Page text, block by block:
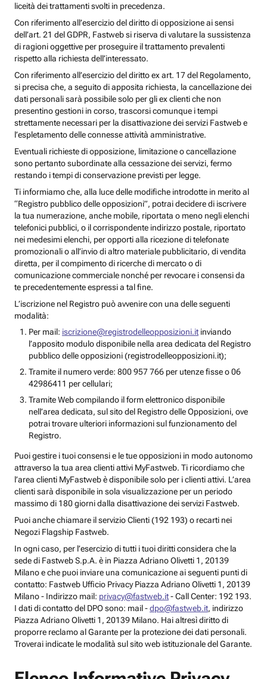
liceità dei trattamenti svolti in precedenza.
Con riferimento all’esercizio del diritto di opposizione ai sensi
dell’art. 21 del GDPR, Fastweb si riserva di valutare la sussistenza
di ragioni oggettive per proseguire il trattamento prevalenti
rispetto alla richiesta dell’interessato.
Con riferimento all’esercizio del diritto ex art. 17 del Regolamento,
si precisa che, a seguito di apposita richiesta, la cancellazione dei
dati personali sarà possibile solo per gli ex clienti che non
presentino gestioni in corso, trascorsi comunque i tempi
strettamente necessari per la disattivazione dei servizi Fastweb e
l’espletamento delle connesse attività amministrative.
Eventuali richieste di opposizione, limitazione o cancellazione
sono pertanto subordinate alla cessazione dei servizi, fermo
restando i tempi di conservazione previsti per legge.
Ti informiamo che, alla luce delle modifiche introdotte in merito al
“Registro pubblico delle opposizioni”, potrai decidere di iscrivere
la tua numerazione, anche mobile, riportata o meno negli elenchi
telefonici pubblici, o il corrispondente indirizzo postale, riportato
nei medesimi elenchi, per opporti alla ricezione di telefonate
promozionali o all’invio di altro materiale pubblicitario, di vendita
diretta, per il compimento di ricerche di mercato o di
comunicazione commerciale nonché per revocare i consensi da
te precedentemente espressi a tal fine.
L’iscrizione nel Registro può avvenire con una delle seguenti
modalità:
Per mail: iscrizione@registrodelleopposizioni.it inviando
l’apposito modulo disponibile nella area dedicata del Registro
pubblico delle opposizioni (registrodelleopposizioni.it);
Tramite il numero verde: 800 957 766 per utenze fisse o 06
42986411 per cellulari;
Tramite Web compilando il form elettronico disponibile
nell’area dedicata, sul sito del Registro delle Opposizioni, ove
potrai trovare ulteriori informazioni sul funzionamento del
Registro.
Puoi gestire i tuoi consensi e le tue opposizioni in modo autonomo
attraverso la tua area clienti attivi MyFastweb. Ti ricordiamo che
l’area clienti MyFastweb è disponibile solo per i clienti attivi. L’area
clienti sarà disponibile in sola visualizzazione per un periodo
massimo di 180 giorni dalla disattivazione dei servizi Fastweb.
Puoi anche chiamare il servizio Clienti (192 193) o recarti nei
Negozi Flagship Fastweb.
In ogni caso, per l’esercizio di tutti i tuoi diritti considera che la
sede di Fastweb S.p.A. è in Piazza Adriano Olivetti 1, 20139
Milano e che puoi inviare una comunicazione ai seguenti punti di
contatto: Fastweb Ufficio Privacy Piazza Adriano Olivetti 1, 20139
Milano - Indirizzo mail: privacy@fastweb.it- Call Center: 192 193.
I dati di contatto del DPO sono: mail -dpo@fastweb.it, indirizzo
Piazza Adriano Olivetti 1, 20139 Milano. Hai altresì diritto di
proporre reclamo al Garante per la protezione dei dati personali.
Troverai indicate le modalità sul sito web istituzionale del Garante.